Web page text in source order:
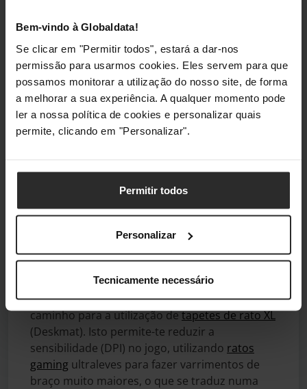
Bem-vindo à Globaldata!
Se clicar em "Permitir todos", estará a dar-nos
permissão para usarmos cookies. Eles servem para que
possamos monitorar a utilização do nosso site, de forma
a melhorar a sua experiência. A qualquer momento pode
ler a nossa política de cookies e personalizar quais
permite, clicando em "Personalizar".
Permitir todos
Personalizar
Tecnicamente necessário
equilíbrio perfeito na nossa secção de
Tapetes XL e Personalização
O verdadeiro propósito de adquirir um teclado
TKL é potenciar o desempenho da tua mão
dominante. Ao libertares quase 10 centímetros
de espaço no lado direito da secretária, abres
caminho para a utilização detapetes de rato XL
(Deskmat). Isto permite-te reduzir a
sensibilidade (DPI) no jogo, utilizando ratos
gaming ultraleves para fazer varrimentos de
braço muito maiores, o que se traduz numa